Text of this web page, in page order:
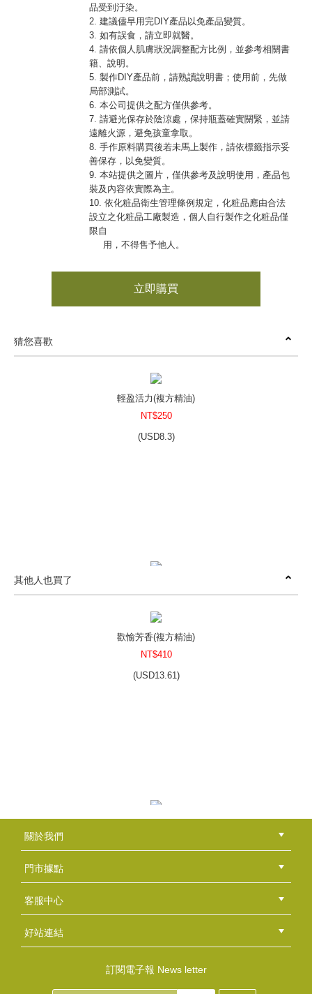
品受到汙染。
2. 建議儘早用完DIY產品以免產品變質。
3. 如有誤食，請立即就醫。
4. 請依個人肌膚狀況調整配方比例，並參考相關書
籍、說明。
5. 製作DIY產品前，請熟讀說明書；使用前，先做
局部測試。
6. 本公司提供之配方僅供參考。
7. 請避光保存於陰涼處，保持瓶蓋確實關緊，並請
遠離火源，避免孩童拿取。
8. 手作原料購買後若未馬上製作，請依標籤指示妥
善保存，以免變質。
9. 本站提供之圖片，僅供參考及說明使用，產品包
裝及內容依實際為主。
10. 依化粧品衛生管理條例規定，化粧品應由合法
設立之化粧品工廠製造，個人自行製作之化粧品僅
限自
用，不得售予他人。
立即購買
猜您喜歡
輕盈活力(複方精油)
NT$250
(USD8.3)
USD8.3)
歡愉芳香(複方精油)
其他人也買了
歡愉芳香(複方精油)
NT$410
(USD13.61)
關於我們
公司簡介
品牌故事
最新消息
隱私權聲明
版權聲明
門市據點
總部
北區
中區
南區
東區
海外
客服中心
會員等級
購物流程
訂單查詢
常見問題
海外訂購流程
連絡我們
下載專區
紅利點數
好站連結
訂閱電子報 News letter